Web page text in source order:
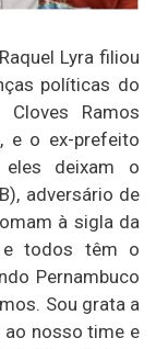
Lyra filiou
políticas do
Cloves Ramos
e o ex-prefeito
eles deixam o
adversário de
à sigla da
e todos têm o
Pernambuco
Sou grata a
ao nosso time e